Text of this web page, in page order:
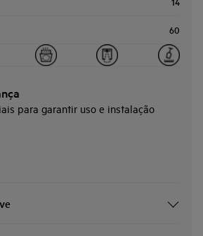
60
para garantir uso e instalação